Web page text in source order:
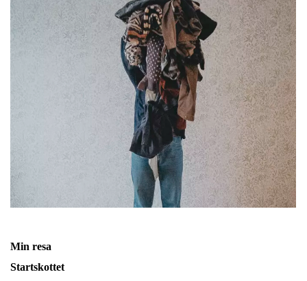
Min resa
Startskottet